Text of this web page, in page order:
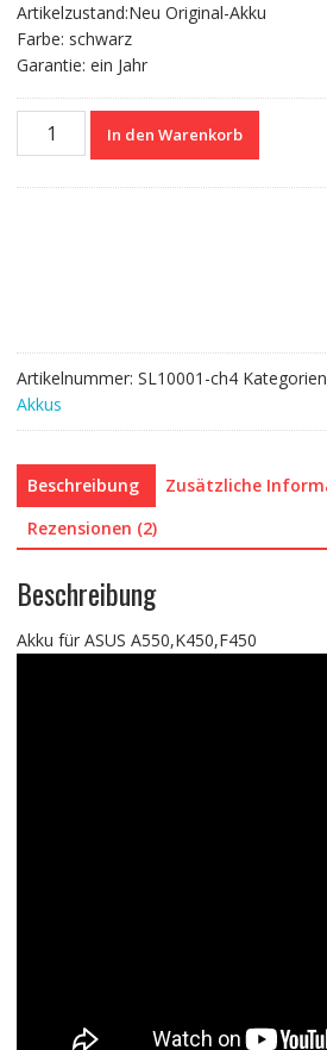
Artikelzustand:Neu Original-Akku
Farbe: schwarz
Garantie: ein Jahr
Nagelneuer
In den Warenkorb
Artikelnummer: SL10001-ch4
Akkus
Beschreibung
Zusätzliche
Rezensionen (2)
Beschreibung
Akku für ASUS A550,K450,F450